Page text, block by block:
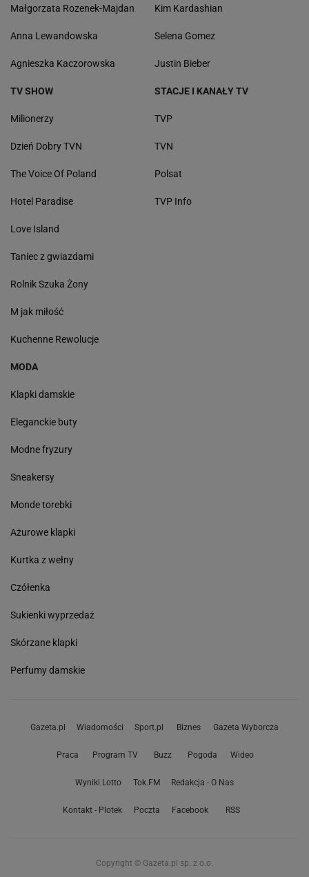
Małgorzata Rozenek-Majdan
Anna Lewandowska
Agnieszka Kaczorowska
Kim Kardashian
Selena Gomez
Justin Bieber
TV SHOW
Milionerzy
Dzień Dobry TVN
The Voice Of Poland
Hotel Paradise
Love Island
Taniec z gwiazdami
Rolnik Szuka Żony
M jak miłość
Kuchenne Rewolucje
STACJE I KANAŁY TV
TVP
TVN
Polsat
TVP Info
MODA
Klapki damskie
Eleganckie buty
Modne fryzury
Sneakersy
Monde torebki
Ażurowe klapki
Kurtka z wełny
Czółenka
Sukienki wyprzedaż
Skórzane klapki
Perfumy damskie
Gazeta.pl Wiadomości Sport.pl Biznes Gazeta Wyborcza
Praca Program TV Buzz Pogoda Wideo
Wyniki Lotto Tok.FM Redakcja - O Nas
Kontakt - Plotek Poczta Facebook RSS
Copyright © Gazeta.pl sp. z o.o.